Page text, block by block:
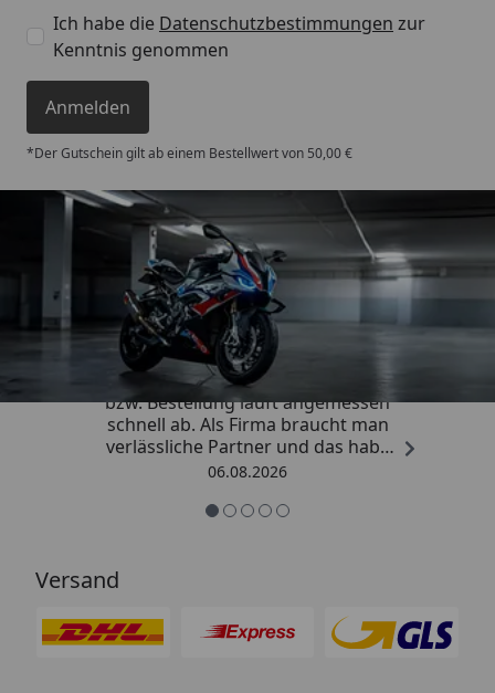
Ich habe die Datenschutzbestimmungen zur
Kenntnis genommen
Anmelden
*Der Gutschein gilt ab einem Bestellwert von 50,00 €
Trusted Shops
4,85/ 5
„Die Abwicklung eines Auftrages
bzw. Bestellung läuft angemessen
schnell ab. Als Firma braucht man
verlässliche Partner und das habe
ich hier gefunden.“
06.08.2026
Versand